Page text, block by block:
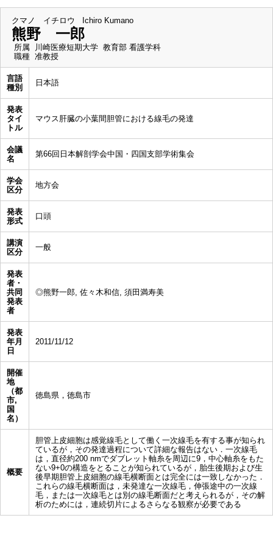
クマノ イチロウ Ichiro Kumano
熊野 一郎
所属
川崎医療短期大学 教育部 看護学科
職種 准教授
言語
種別
日本語
発表
タイ
トル
マウス肝臓の小葉間胆管における線毛の発達
会議
名
第66回日本解剖学会中国・四国支部学術集会
学会
区分
地方会
発表
形式
口頭
講演
区分
一般
発表
者・
共同
発表
者
◎熊野一郎, 佐々木和信, 須田満寿美
発表
年月
日
2011/11/12
開催
地
（都
市,
国
名）
徳島県，徳島市
概要
胆管上皮細胞は感覚線毛として働く一次線毛を有する事が知られ
ているが，その発達過程について詳細な報告はない．一次線毛
は，直径約200 nmでダブレット軸糸を周辺に9，中心軸糸をもた
ない9+0の構造をとることが知られているが，胎生後期および生
後早期胆管上皮細胞の線毛横断面とは完全には一致しなかった．
これらの線毛横断面は，未発達な一次線毛，伸張途中の一次線
毛，または一次線毛とは別の線毛断面だと考えられるが，その解
析のためには，連続切片によるさらなる観察が必要である